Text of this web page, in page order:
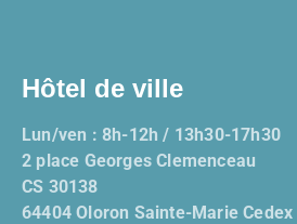
Hôtel de ville
Lun/ven : 8h-12h / 13h30-17h30
2 place Georges Clemenceau
CS 30138
64404 Oloron Sainte-Marie Cedex